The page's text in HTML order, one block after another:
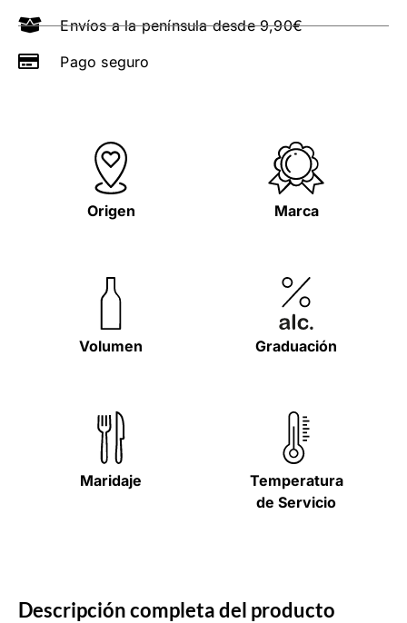
Envíos a la península desde 9,90€
Pago seguro
Origen Marca
Volumen Graduación
Maridaje
Temperatura
de Servicio
Descripción completa del producto